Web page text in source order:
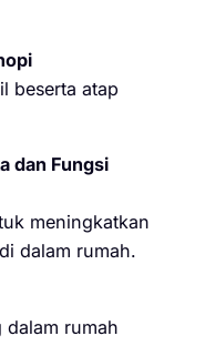
beserta atap
dan Fungsi
meningkatkan
dalam rumah.
rumah